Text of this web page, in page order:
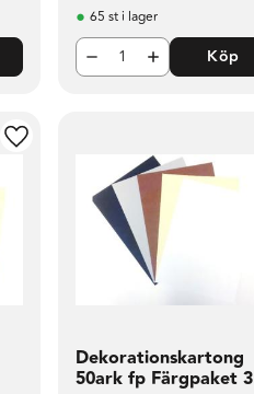
65 st i lager
Köp
Lägg till i favoriter
Dekorationskartong
50ark fp Färgpaket 3